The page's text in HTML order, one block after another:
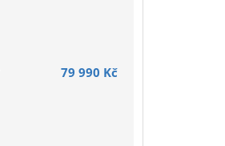
79 990 Kč